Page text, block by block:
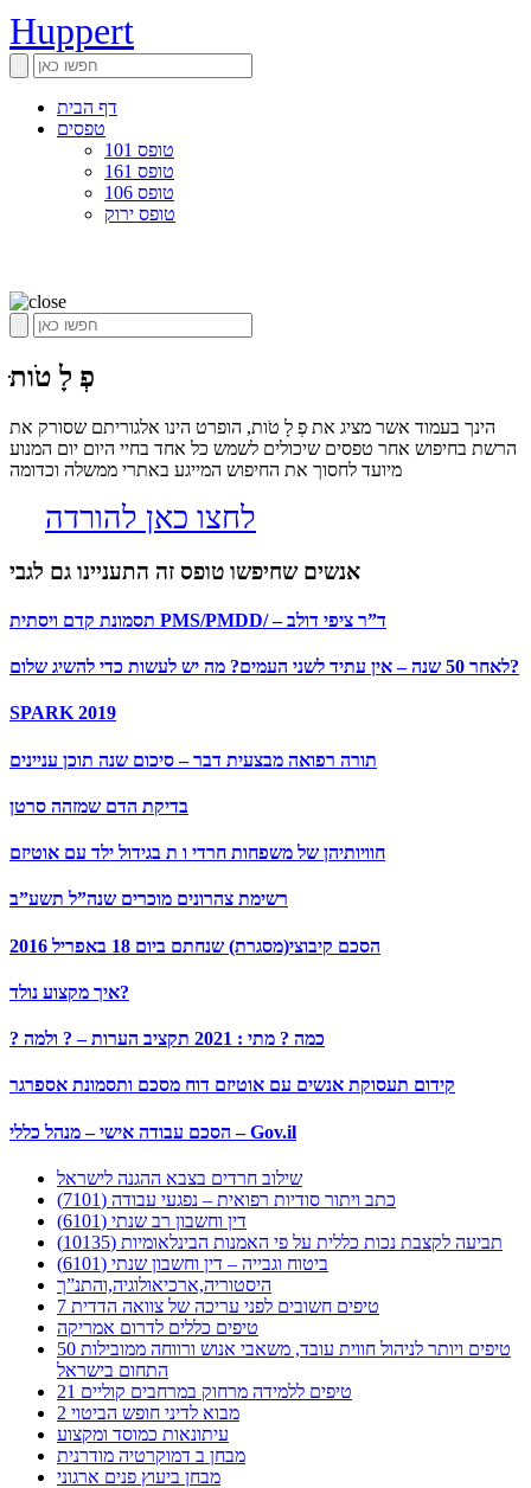
Huppert
דף הבית
טפסים
טופס 101
טופס 161
טופס 106
טופס ירוק
ּפְ לָ טֹות
הינך בעמוד אשר מציג את ּפְ לָ טֹות, הופרט הינו אלגוריתם שסורק את
הרשת בחיפוש אחר טפסים שיכולים לשמש כל אחד בחיי היום יום המנוע
מיועד לחסוך את החיפוש המייגע באתרי ממשלה וכדומה
לחצו כאן להורדה
אנשים שחיפשו טופס זה התעניינו גם לגבי
תסמונת קדם ויסתית PMS/PMDD/ – ד”ר ציפי דולב
לאחר 50 שנה – אין עתיד לשני העמים? מה יש לעשות כדי להשיג שלום?
SPARK 2019
תורה רפואה מבצעית דבר – סיכום שנה תוכן עניינים
בדיקת הדם שמזהה סרטן
חוויותיהן של משפחות חרדי ו ת בגידול ילד עם אוטיזם
רשימת צהרונים מוכרים שנה”ל תשע”ב
הסכם קיבוצי(מסגרת) שנחתם ביום 18 באפריל 2016
איך מקצוע נולד?
? כמה ? מתי : 2021 תקציב הערות – ? ולמה
קידום תעסוקת אנשים עם אוטיזם דוח מסכם ותסמונת אספרגר
הסכם עבודה אישי – מנהל כללי – Gov.il
שילוב חרדים בצבא ההגנה לישראל
כתב ויתור סודיות רפואית – נפגעי עבודה (7101)
דין וחשבון רב שנתי (6101)
תביעה לקצבת נכות כללית על פי האמנות הבינלאומיות (10135)
ביטוח וגבייה – דין וחשבון שנתי (6101)
היסטוריה,ארכיאולוגיה,והתנ”ך
7 טיפים חשובים לפני עריכה של צוואה הדדית
טיפים כללים לדרום אמריקה
50 טיפים ויותר לניהול חווית עובד, משאבי אנוש ורווחה ממובילות
התחום בישראל
21 טיפים ללמידה מרחוק במרחבים קוליים
מבוא לדיני חופש הביטוי 2
עיתונאות כמוסד ומקצוע
מבחן ב דמוקרטיה מודרנית
מבחן ביעוץ פנים ארגוני